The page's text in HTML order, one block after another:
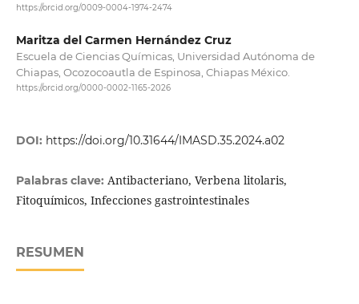
https://orcid.org/0009-0004-1974-2474
Maritza del Carmen Hernández Cruz
Escuela de Ciencias Químicas, Universidad Autónoma de
Chiapas, Ocozocoautla de Espinosa, Chiapas México.
https://orcid.org/0000-0002-1165-2026
DOI: https://doi.org/10.31644/IMASD.35.2024.a02
Palabras clave: Antibacteriano, Verbena litolaris,
Fitoquímicos, Infecciones gastrointestinales
RESUMEN